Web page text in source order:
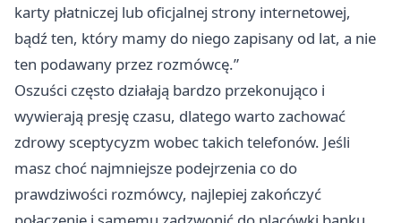
karty płatniczej lub oficjalnej strony internetowej,
bądź ten, który mamy do niego zapisany od lat, a nie
ten podawany przez rozmówcę.”
Oszuści często działają bardzo przekonująco i
wywierają presję czasu, dlatego warto zachować
zdrowy sceptycyzm wobec takich telefonów. Jeśli
masz choć najmniejsze podejrzenia co do
prawdziwości rozmówcy, najlepiej zakończyć